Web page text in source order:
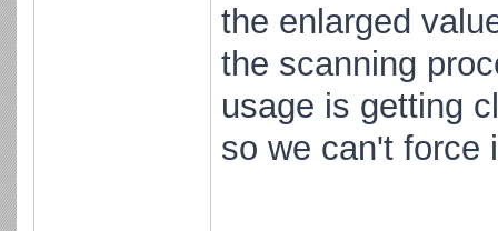
the enlarged
the scanning
usage is getting
so we can't force